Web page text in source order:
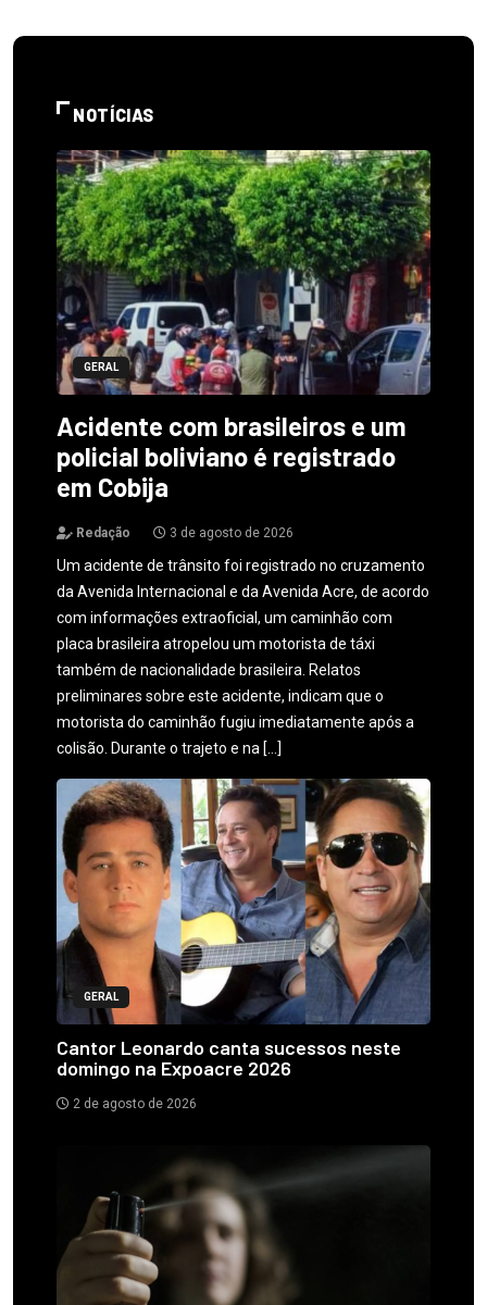
NOTÍCIAS
GERAL
Acidente com brasileiros e um
policial boliviano é registrado
em Cobija
Redação 3 de agosto de 2026
Um acidente de trânsito foi registrado no cruzamento
da Avenida Internacional e da Avenida Acre, de acordo
com informações extraoficial, um caminhão com
placa brasileira atropelou um motorista de táxi
também de nacionalidade brasileira. Relatos
preliminares sobre este acidente, indicam que o
motorista do caminhão fugiu imediatamente após a
colisão. Durante o trajeto e na […]
GERAL
Cantor Leonardo canta sucessos neste
domingo na Expoacre 2026
2 de agosto de 2026